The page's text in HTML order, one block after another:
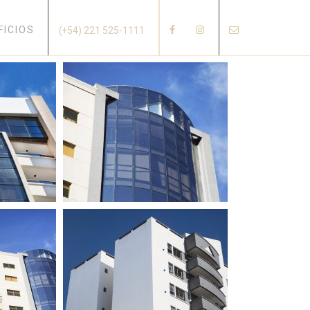
(+54) 221 525-1111
LA PLATA
BUILDING 40
LA PLATA
BUILDING 27